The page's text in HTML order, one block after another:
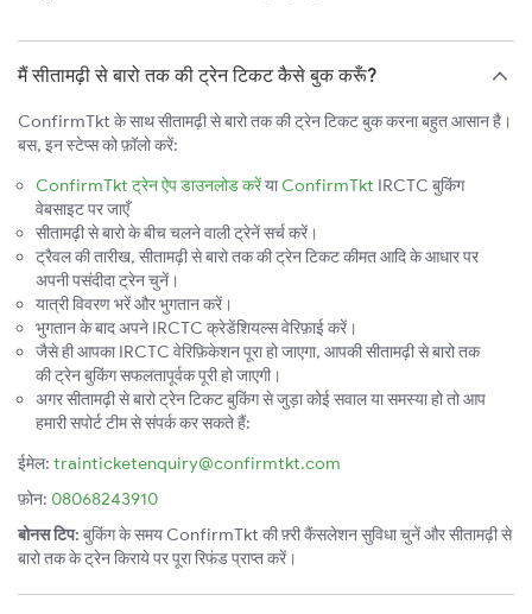
मैं सीतामढ़ी से बारो तक की ट्रेन टिकट कैसे बुक करूँ?
ConfirmTkt के साथ सीतामढ़ी से बारो तक की ट्रेन टिकट बुक करना बहुत आसान है।
बस, इन स्टेप्स को फ़ॉलो करें:
ConfirmTkt ट्रेन ऐप डाउनलोड करेंयाConfirmTkt IRCTC बुकिंग
वेबसाइट पर जाएँ
सीतामढ़ी से बारो के बीच चलने वाली ट्रेनें सर्च करें।
ट्रैवल की तारीख, सीतामढ़ी से बारो तक की ट्रेन टिकट कीमत आदि के आधार पर
अपनी पसंदीदा ट्रेन चुनें।
यात्री विवरण भरें और भुगतान करें।
भुगतान के बाद अपने IRCTC क्रेडेंशियल्स वेरिफ़ाई करें।
जैसे ही आपका IRCTC वेरिफ़िकेशन पूरा हो जाएगा, आपकी सीतामढ़ी से बारो तक
की ट्रेन बुकिंग सफलतापूर्वक पूरी हो जाएगी।
अगर सीतामढ़ी से बारो ट्रेन टिकट बुकिंग से जुड़ा कोई सवाल या समस्या हो तो आप
हमारी सपोर्ट टीम से संपर्क कर सकते हैं:
ईमेल: trainticketenquiry@confirmtkt.com
फ़ोन: 08068243910
बोनस टिप: बुकिंग के समय ConfirmTkt की फ़्री कैंसलेशन सुविधा चुनें और सीतामढ़ी से
बारो तक के ट्रेन किराये पर पूरा रिफंड प्राप्त करें।